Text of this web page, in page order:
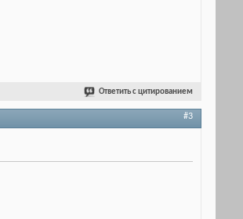
Ответить с цитированием
#3